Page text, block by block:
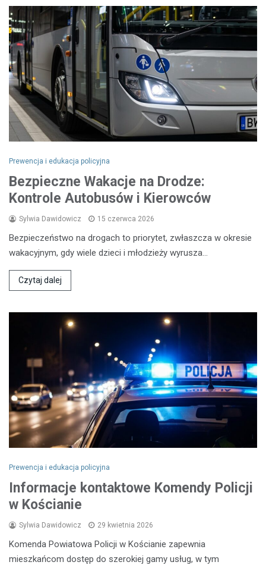
Prewencja i edukacja policyjna
Bezpieczne Wakacje na Drodze:
Kontrole Autobusów i Kierowców
Sylwia Dawidowicz 15 czerwca 2026
Bezpieczeństwo na drogach to priorytet, zwłaszcza w okresie
wakacyjnym, gdy wiele dzieci i młodzieży wyrusza…
Czytaj dalej
Prewencja i edukacja policyjna
Informacje kontaktowe Komendy Policji
w Kościanie
Sylwia Dawidowicz 29 kwietnia 2026
Komenda Powiatowa Policji w Kościanie zapewnia
mieszkańcom dostęp do szerokiej gamy usług, w tym